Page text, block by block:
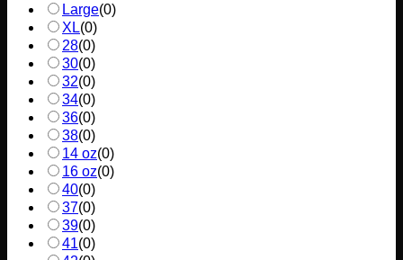
Large(0)
XL(0)
28(0)
30(0)
32(0)
34(0)
36(0)
38(0)
14 oz(0)
16 oz(0)
40(0)
37(0)
39(0)
41(0)